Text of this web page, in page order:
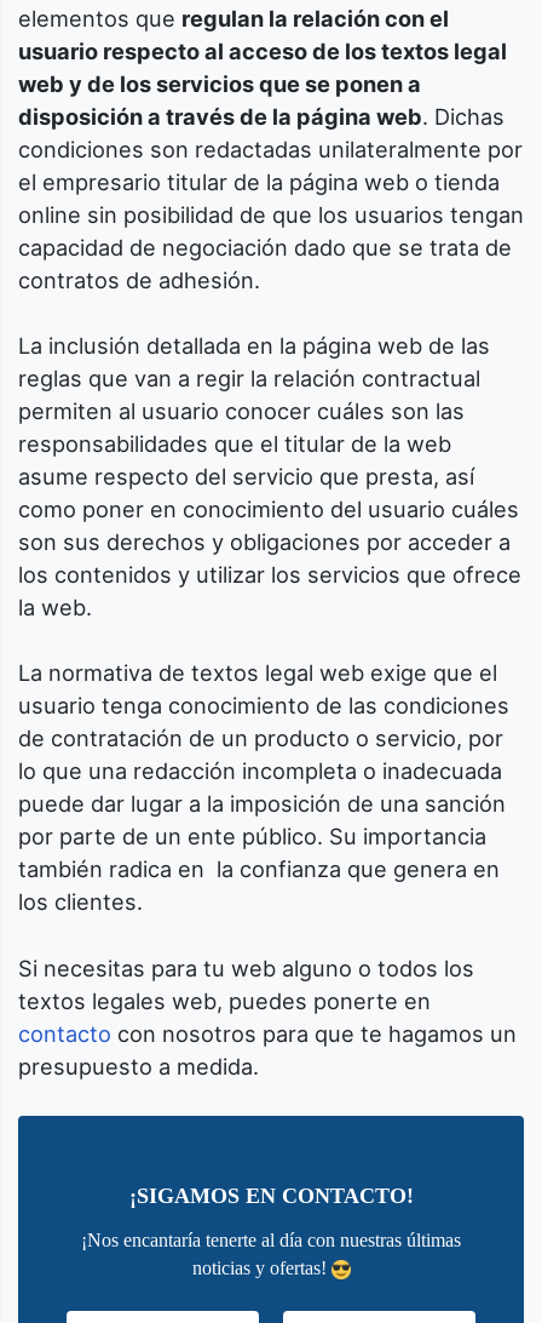
elementos que regulan la relación con el
usuario respecto al acceso de lostextos legal
web y de los servicios que se ponen a
disposición a través de la página web. Dichas
condiciones son redactadas unilateralmente por
el empresario titular de la página web o tienda
online sin posibilidad de que los usuarios tengan
capacidad de negociación dado que se trata de
contratos de adhesión.
La inclusión detallada en la página web de las
reglas que van a regir la relación contractual
permiten al usuario conocer cuáles son las
responsabilidades que el titular de la web
asume respecto del servicio que presta, así
como poner en conocimiento del usuario cuáles
son sus derechos y obligaciones por acceder a
los contenidos y utilizar los servicios que ofrece
la web.
La normativa de textos legal web exige que el
usuario tenga conocimiento de las condiciones
de contratación de un producto o servicio, por
lo que una redacción incompleta o inadecuada
puede dar lugar a la imposición de una sanción
por parte de un ente público. Su importancia
también radica en la confianza que genera en
los clientes.
Si necesitas para tu web alguno o todos los
textos legales web, puedes ponerte en
contacto con nosotros para que te hagamos un
presupuesto a medida.
¡SIGAMOS EN CONTACTO!
¡Nos encantaría tenerte al día con nuestras últimas
noticias y ofertas!